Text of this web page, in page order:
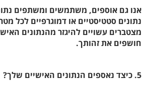
אנו גם אוספים, משתמשים ומשתפים
נתונים סטטיסטיים או דמוגרפיים לכל
מצטברים עשויים להיגזר מהנתונים
חושפים את זהותך.
5. כיצד נאספים הנתונים האישיים שלך?